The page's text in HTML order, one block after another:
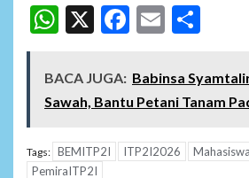
WhatsApp
X Facebook
Email
BACA JUGA: Babinsa
Sawah, Bantu Petani Tanam
Tags: BEMITP2I ITP2I2026
PemiraITP2I